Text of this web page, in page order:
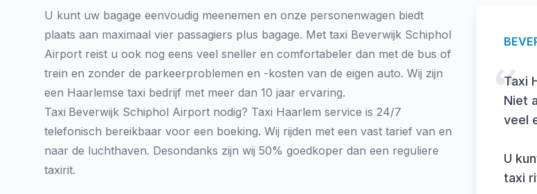
U kunt uw bagage eenvoudig meenemen en onze personenwagen biedt
plaats aan maximaal vier passagiers plus bagage. Met taxi Beverwijk Schiphol
Airport reist u ook nog eens veel sneller en comfortabeler dan met de bus of
trein en zonder de parkeerproblemen en -kosten van de eigen auto. Wij zijn
een Haarlemse taxi bedrijf met meer dan 10 jaar ervaring.
Taxi Beverwijk Schiphol Airport nodig? Taxi Haarlem service is 24/7
telefonisch bereikbaar voor een boeking. Wij rijden met een vast tarief van en
naar de luchthaven. Desondanks zijn wij 50% goedkoper dan een reguliere
taxirit.
Taxi
Niet
veel
U
taxi